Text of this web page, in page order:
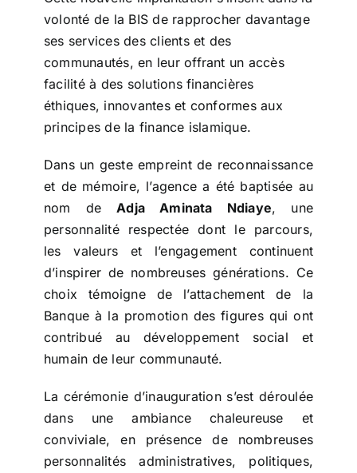
volonté de la BIS de rapprocher davantage
ses services des clients et des
communautés, en leur offrant un accès
facilité à des solutions financières
éthiques, innovantes et conformes aux
principes de la finance islamique.
Dans un geste empreint de reconnaissance
et de mémoire, l’agence a été baptisée au
nom deAdja Aminata Ndiaye, une
personnalité respectée dont le parcours,
les valeurs et l’engagement continuent
d’inspirer de nombreuses générations. Ce
choix témoigne de l’attachement de la
Banque à la promotion des figures qui ont
contribué au développement social et
humain de leur communauté.
La cérémonie d’inauguration s’est déroulée
dans une ambiance chaleureuse et
conviviale, en présence de nombreuses
personnalités administratives, politiques,